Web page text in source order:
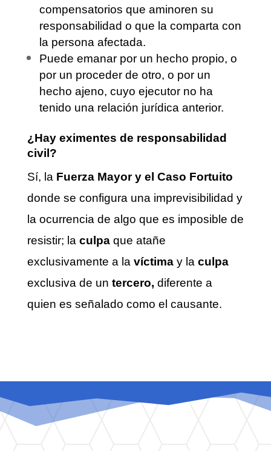
compensatorios que aminoren su
responsabilidad o que la comparta con
la persona afectada.
Puede emanar por un hecho propio, o
por un proceder de otro, o por un
hecho ajeno, cuyo ejecutor no ha
tenido una relación jurídica anterior.
¿Hay eximentes de responsabilidad
civil?
Sí, la Fuerza Mayor y el Caso Fortuito
donde se configura una imprevisibilidad y
la ocurrencia de algo que es imposible de
resistir; la culpaque atañe
exclusivamente a la víctima y la culpa
exclusiva de un tercero, diferente a
quien es señalado como el causante.